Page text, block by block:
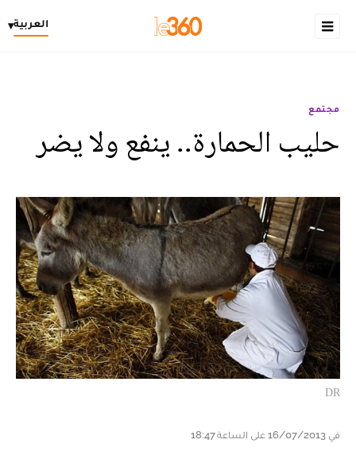
العربية▾
مجتمع
حليب الحمارة.. ينفع ولا يضر
DR
في 16/07/2013 على الساعة 18:47